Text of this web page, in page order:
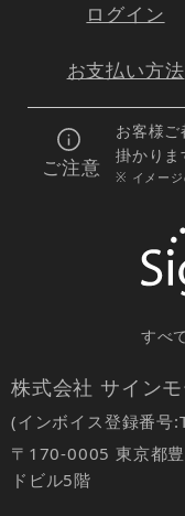
ログイン
お支払い方法
ご注意
お客様ご
掛かりま
※ イメージ
すべ
株式会社 サイン
(インボイス登録番
〒170-0005 東京都
ドビル5階